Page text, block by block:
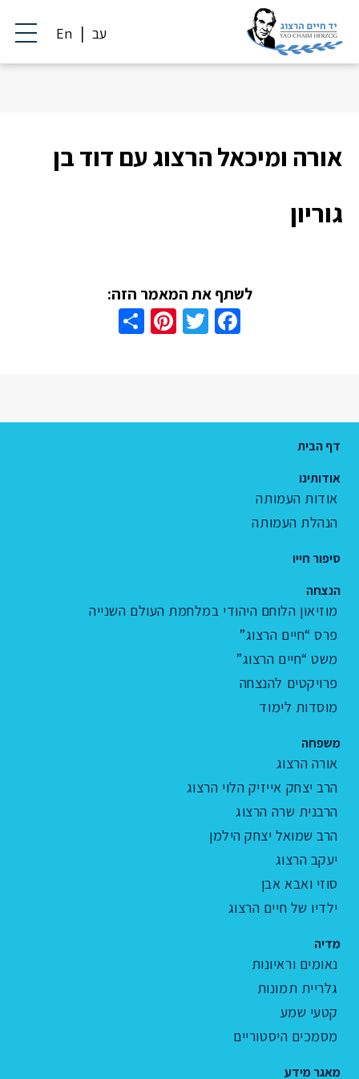
עב En
אורה ומיכאל הרצוג עם דוד בן
גוריון
לשתף את המאמר הזה:
Facebook
Twitter
Pinterest
דף הבית
אודותינו
אודות העמותה
הנהלת העמותה
סיפור חייו
הנצחה
מוזיאון הלוחם היהודי במלחמת העולם השנייה
פרס “חיים הרצוג”
משט “חיים הרצוג”
פרויקטים להנצחה
מוסדות לימוד
משפחה
אורה הרצוג
הרב יצחק אייזיק הלוי הרצוג
הרבנית שרה הרצוג
הרב שמואל יצחק הילמן
יעקב הרצוג
סוזי ואבא אבן
ילדיו של חיים הרצוג
מדיה
נאומים וראיונות
גלריית תמונות
קטעי שמע
מסמכים היסטוריים
מאגר מידע